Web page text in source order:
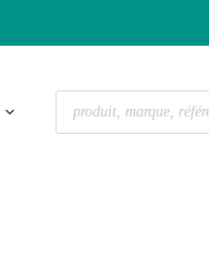
Recherche
produits